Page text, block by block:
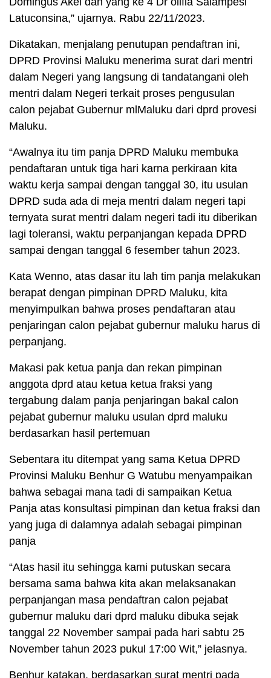
Latuconsina,” ujarnya. Rabu 22/11/2023.
Dikatakan, menjalang penutupan pendaftran ini,
DPRD Provinsi Maluku menerima surat dari mentri
dalam Negeri yang langsung di tandatangani oleh
mentri dalam Negeri terkait proses pengusulan
calon pejabat Gubernur mlMaluku dari dprd provesi
Maluku.
“Awalnya itu tim panja DPRD Maluku membuka
pendaftaran untuk tiga hari karna perkiraan kita
waktu kerja sampai dengan tanggal 30, itu usulan
DPRD suda ada di meja mentri dalam negeri tapi
ternyata surat mentri dalam negeri tadi itu diberikan
lagi toleransi, waktu perpanjangan kepada DPRD
sampai dengan tanggal 6 fesember tahun 2023.
Kata Wenno, atas dasar itu lah tim panja melakukan
berapat dengan pimpinan DPRD Maluku, kita
menyimpulkan bahwa proses pendaftaran atau
penjaringan calon pejabat gubernur maluku harus di
perpanjang.
Makasi pak ketua panja dan rekan pimpinan
anggota dprd atau ketua ketua fraksi yang
tergabung dalam panja penjaringan bakal calon
pejabat gubernur maluku usulan dprd maluku
berdasarkan hasil pertemuan
Sebentara itu ditempat yang sama Ketua DPRD
Provinsi Maluku Benhur G Watubu menyampaikan
bahwa sebagai mana tadi di sampaikan Ketua
Panja atas konsultasi pimpinan dan ketua fraksi dan
yang juga di dalamnya adalah sebagai pimpinan
panja
“Atas hasil itu sehingga kami putuskan secara
bersama sama bahwa kita akan melaksanakan
perpanjangan masa pendaftran calon pejabat
gubernur maluku dari dprd maluku dibuka sejak
tanggal 22 November sampai pada hari sabtu 25
November tahun 2023 pukul 17:00 Wit,” jelasnya.
Benhur katakan, berdasarkan surat mentri pada